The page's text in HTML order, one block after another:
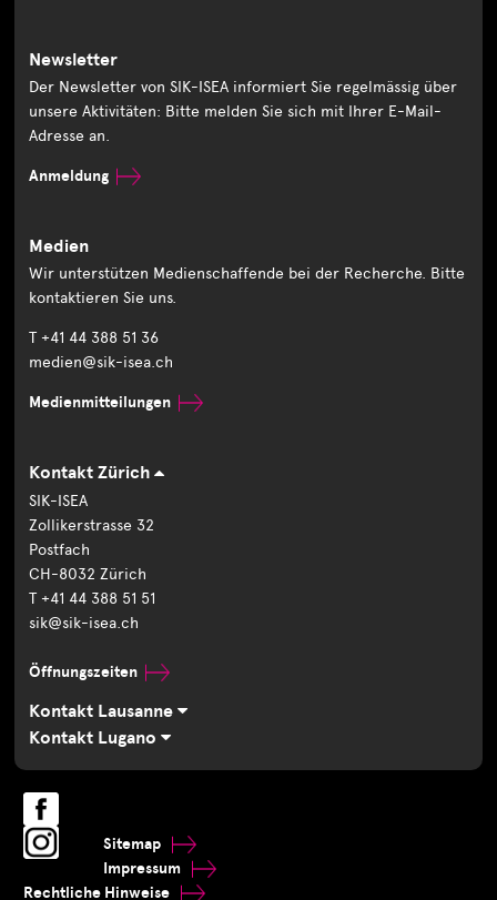
Newsletter
Der Newsletter von SIK-ISEA informiert Sie regelmässig über
unsere Aktivitäten: Bitte melden Sie sich mit Ihrer E-Mail-
Adresse an.
Anmeldung
Medien
Wir unterstützen Medienschaffende bei der Recherche. Bitte
kontaktieren Sie uns.
T +41 44 388 51 36
medien@sik-isea.ch
Medienmitteilungen
Kontakt Zürich
SIK-ISEA
Zollikerstrasse 32
Postfach
CH-8032 Zürich
T +41 44 388 51 51
sik@sik-isea.ch
Öffnungszeiten
Kontakt Lausanne
Kontakt Lugano
Sitemap
Impressum
Rechtliche Hinweise